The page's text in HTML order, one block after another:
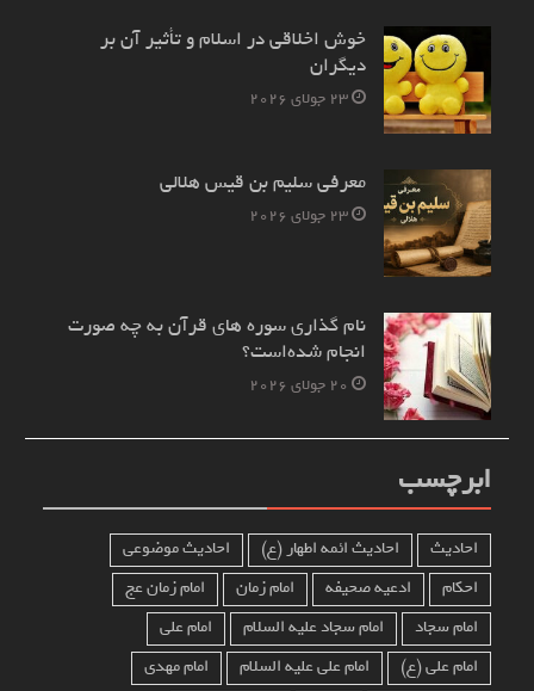
خوش اخلاقی در اسلام و تأثیر آن بر
دیگران
23 جولای 2026
معرفی سلیم بن قیس هلالی
23 جولای 2026
نام‌ گذاری سوره های قرآن به چه صورت
انجام شده‌است؟
20 جولای 2026
ابرچسب
احادیث احادیث ائمه اطهار (ع)
احادیث موضوعی
احکام
ادعیه صحیفه امام زمان
امام زمان عج
امام سجاد
امام سجاد علیه السلام
امام علی
امام علی (ع)
امام علی علیه السلام
امام مهدی